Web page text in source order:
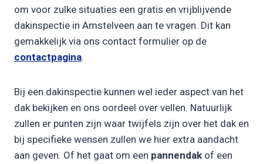
om voor zulke situaties een gratis en vrijblijvende
dakinspectie in Amstelveen aan te vragen. Dit kan
gemakkelijk via ons contact formulier op de
contactpagina.
Bij een dakinspectie kunnen wel ieder aspect van het
dak bekijken en ons oordeel over vellen. Natuurlijk
zullen er punten zijn waar twijfels zijn over het dak en
bij specifieke wensen zullen we hier extra aandacht
aan geven. Of het gaat om een pannendak of een